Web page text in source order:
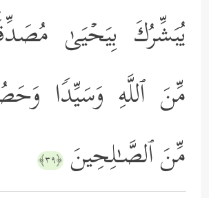
یُبَشِّرُكَ بِیَحۡیَىٰ
مِّنَ ٱللَّهِ وَسَیِّدࣰا
مِّنَ ٱلصَّـٰلِحِینَ ﴿٣٩﴾